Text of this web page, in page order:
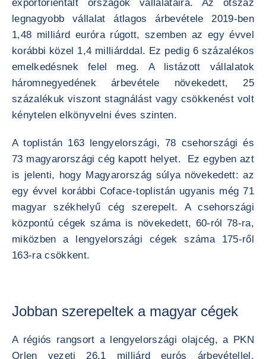
exportorientált országok vállalataira. Az ötszáz
legnagyobb vállalat átlagos árbevétele 2019-ben
1,48 milliárd euróra rúgott, szemben az egy évvel
korábbi közel 1,4 milliárddal. Ez pedig 6 százalékos
emelkedésnek felel meg. A listázott vállalatok
háromnegyedének árbevétele növekedett, 25
százalékuk viszont stagnálást vagy csökkenést volt
kénytelen elkönyvelni éves szinten.
A toplistán 163 lengyelországi, 78 csehországi és
73 magyarországi cég kapott helyet. Ez egyben azt
is jelenti, hogy Magyarország súlya növekedett: az
egy évvel korábbi Coface-toplistán ugyanis még 71
magyar székhelyű cég szerepelt. A csehországi
központú cégek száma is növekedett, 60-ról 78-ra,
miközben a lengyelországi cégek száma 175-ről
163-ra csökkent.
Jobban szerepeltek a magyar cégek
A régiós rangsort a lengyelországi olajcég, a PKN
Orlen vezeti 26,1 milliárd eurós árbevétellel,